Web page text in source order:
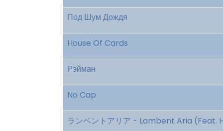
Под Шум Дождя
House Of Cards
Рэйман
No Cap
ランベントアリア - Lambent Aria (Feat.